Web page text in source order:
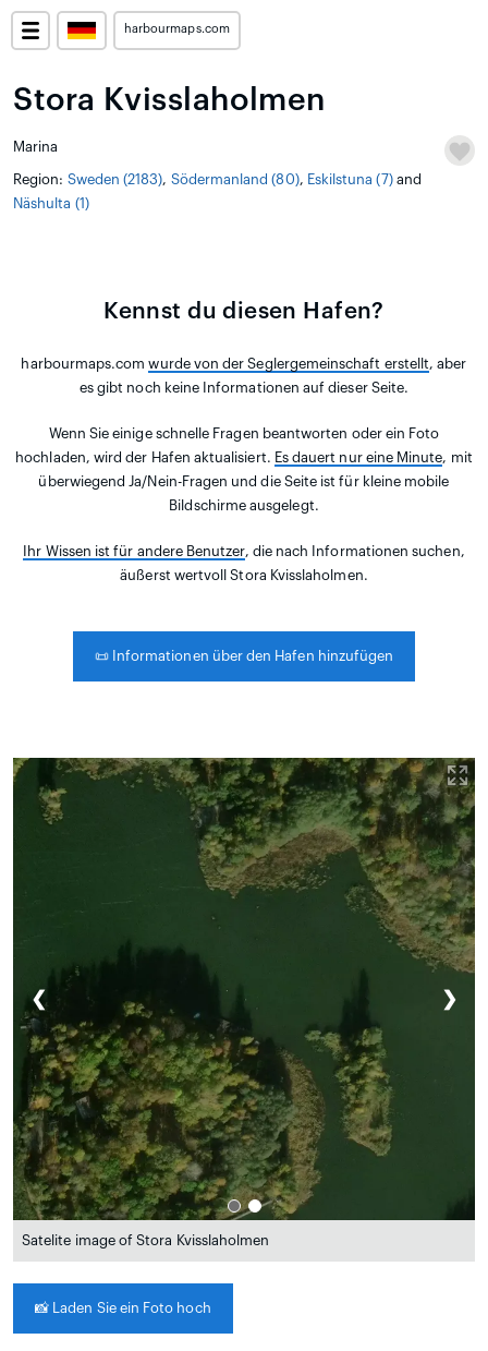
harbourmaps.com
Stora Kvisslaholmen
Marina
Region: Sweden (2183), Södermanland (80), Eskilstuna (7)and
Näshulta (1)
Kennst du diesen Hafen?
harbourmaps.comwurde von der Seglergemeinschaft erstellt, aber
es gibt noch keine Informationen auf dieser Seite.
Wenn Sie einige schnelle Fragen beantworten oder ein Foto
hochladen, wird der Hafen aktualisiert. Es dauert nur eine Minute, mit
überwiegend Ja/Nein-Fragen und die Seite ist für kleine mobile
Bildschirme ausgelegt.
Ihr Wissen ist für andere Benutzer, die nach Informationen suchen,
äußerst wertvoll Stora Kvisslaholmen.
📜Informationen über den Hafen hinzufügen
❮ ❯
Satelite image of Stora Kvisslaholmen
📸 Laden Sie ein Foto hoch